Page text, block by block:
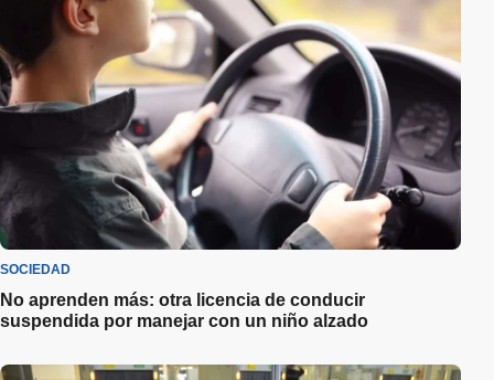
SOCIEDAD
No aprenden más: otra licencia de conducir
suspendida por manejar con un niño alzado